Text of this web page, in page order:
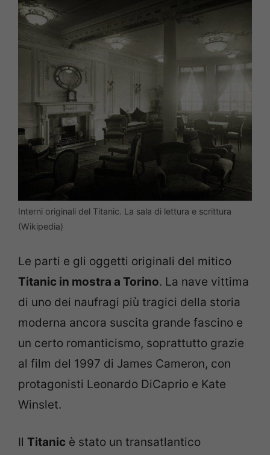
Interni originali del Titanic. La sala di lettura e scrittura
(Wikipedia)
Le parti e gli oggetti originali del mitico
Titanic in mostra a Torino. La nave vittima
di uno dei naufragi più tragici della storia
moderna ancora suscita grande fascino e
un certo romanticismo, soprattutto grazie
al film del 1997 di James Cameron, con
protagonisti Leonardo DiCaprio e Kate
Winslet.
Il Titanic è stato un transatlantico